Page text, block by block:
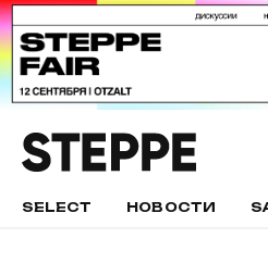
SELECT НОВОСТИ